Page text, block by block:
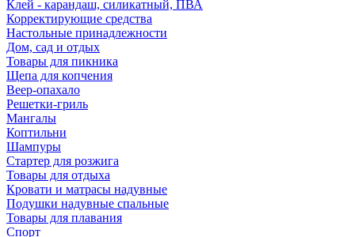
Клей - карандаш, силикатный, ПВА
Корректирующие средства
Настольные принадлежности
Дом, сад и отдых
Товары для пикника
Щепа для копчения
Веер-опахало
Решетки-гриль
Мангалы
Коптильни
Шампуры
Стартер для розжига
Товары для отдыха
Кровати и матрасы надувные
Подушки надувные спальные
Товары для плавания
Спорт